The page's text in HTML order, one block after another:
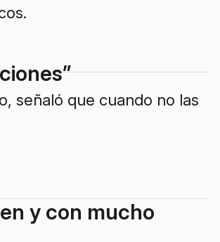
señaló que cuando no las
y con mucho